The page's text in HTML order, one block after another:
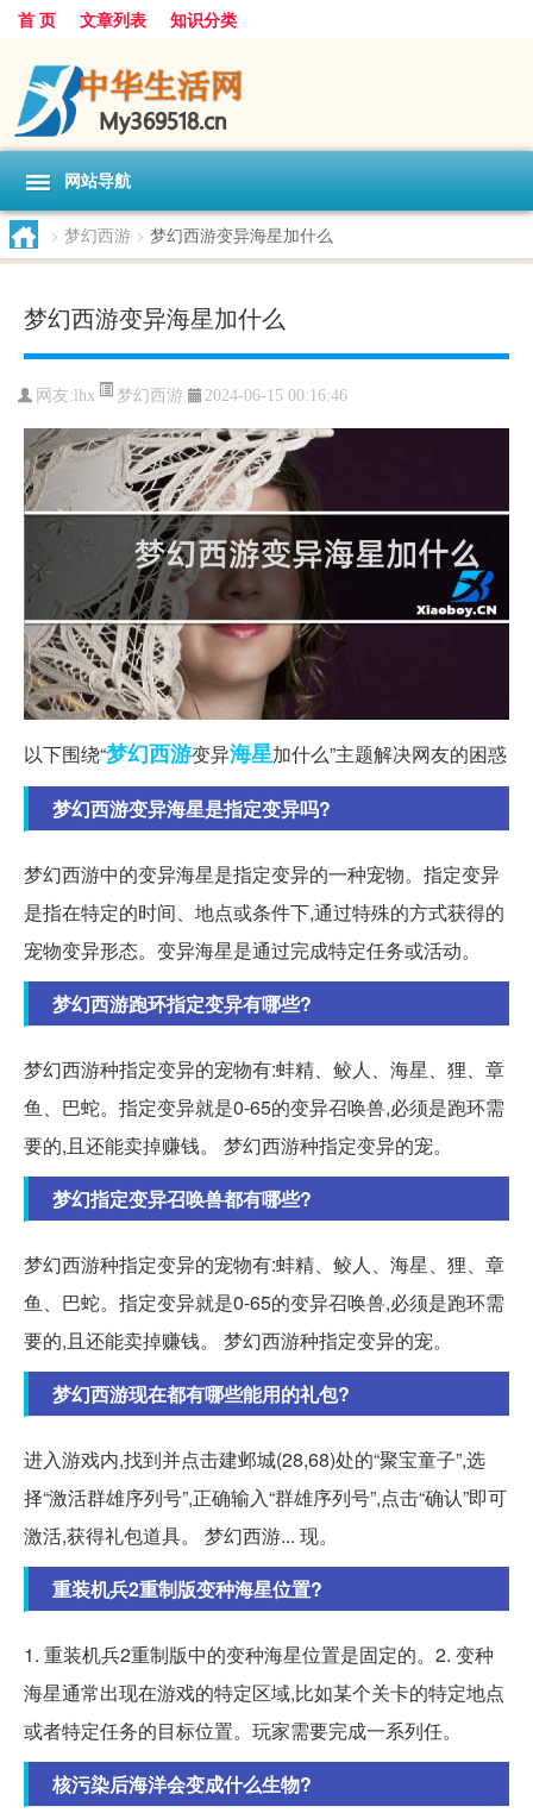
首 页 文章列表 知识分类
网站导航
> 梦幻西游 > 梦幻西游变异海星加什么
梦幻西游变异海星加什么
网友: lhx 梦幻西游 2024-06-15 00:16:46
以下围绕“梦幻西游变异海星加什么”主题解决网友的困惑
梦幻西游变异海星是指定变异吗?
梦幻西游中的变异海星是指定变异的一种宠物。指定变异
是指在特定的时间、地点或条件下,通过特殊的方式获得的
宠物变异形态。变异海星是通过完成特定任务或活动。
梦幻西游跑环指定变异有哪些?
梦幻西游种指定变异的宠物有:蚌精、鲛人、海星、狸、章
鱼、巴蛇。指定变异就是0-65的变异召唤兽,必须是跑环需
要的,且还能卖掉赚钱。 梦幻西游种指定变异的宠。
梦幻指定变异召唤兽都有哪些?
梦幻西游种指定变异的宠物有:蚌精、鲛人、海星、狸、章
鱼、巴蛇。指定变异就是0-65的变异召唤兽,必须是跑环需
要的,且还能卖掉赚钱。 梦幻西游种指定变异的宠。
梦幻西游现在都有哪些能用的礼包?
进入游戏内,找到并点击建邺城(28,68)处的“聚宝童子”,选
择“激活群雄序列号”,正确输入“群雄序列号”,点击“确认”即可
激活,获得礼包道具。 梦幻西游... 现。
重装机兵2重制版变种海星位置?
1. 重装机兵2重制版中的变种海星位置是固定的。2. 变种
海星通常出现在游戏的特定区域,比如某个关卡的特定地点
或者特定任务的目标位置。玩家需要完成一系列任。
核污染后海洋会变成什么生物?